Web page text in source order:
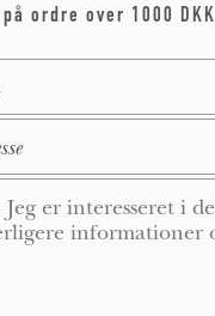
ordre over 1000 DKK